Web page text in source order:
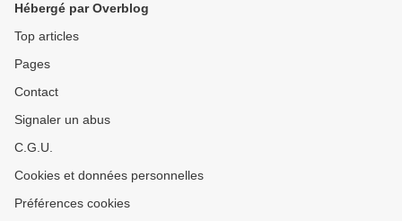
Hébergé par Overblog
Top articles
Pages
Contact
Signaler un abus
C.G.U.
Cookies et données personnelles
Préférences cookies